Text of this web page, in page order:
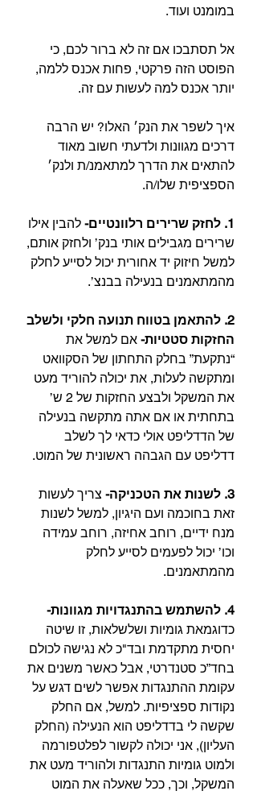
במומנט ועוד.⁣⁣
אל תסתבכו אם זה לא ברור לכם, כי
הפוסט הזה פרקטי, פחות אכנס ללמה,
יותר אכנס למה לעשות עם זה.⁣⁣
איך לשפר את הנק׳ האלו? יש הרבה
דרכים מגוונות ולדעתי חשוב מאוד
להתאים את הדרך למתאמנ/ת ולנק׳
הספציפית שלו/ה.⁣⁣
1. לחזק שרירים רלוונטיים-
להבין אילו
שרירים מגבילים אותי בנק’ ולחזק אותם,
למשל חיזוק יד אחורית יכול לסייע לחלק
מהמתאמנים בנעילה בבנצ’.⁣⁣
2. להתאמן בטווח תנועה חלקי ולשלב
החזקות סטטיות- אם למשל את
“נתקעת” בחלק התחתון של הסקוואט
ומתקשה לעלות, את יכולה להוריד מעט
את המשקל ולבצע החזקות של 2 ש’
בתחתית או אם אתה מתקשה בנעילה
של הדדליפט אולי כדאי לך לשלב
דדליפט עם הגבהה ראשונית של המוט.⁣⁣
3. לשנות את הטכניקה-
צריך לעשות
זאת בחוכמה ועם היגיון, למשל לשנות
מנח ידיים, רוחב אחיזה, רוחב עמידה
וכו’ יכול לפעמים לסייע לחלק
מהמתאמנים.⁣⁣
4. להשתמש בהתנגדויות מגוונות-
כדוגמאת גומיות ושלשלאות, זו שיטה
יחסית מתקדמת ובד"כ לא נגישה לכולם
בחד”כ סטנדרטי, אבל כאשר משנים את
עקומת ההתנגדות אפשר לשים דגש על
נקודות ספציפיות. למשל, אם החלק
שקשה לי בדדליפט הוא הנעילה (החלק
העליון), אני יכולה לקשור לפלטפורמה
ולמוט גומיות התנגדות ולהוריד מעט את
המשקל, וכך, ככל שאעלה את המוט